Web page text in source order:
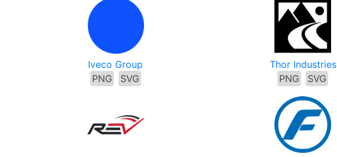
Iveco Group
PNG
SVG
Thor Industries
PNG
SVG